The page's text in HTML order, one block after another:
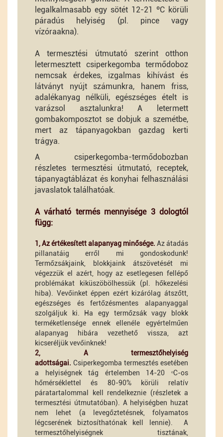
legalkalmasabb egy sötét 12-21 ºC körüli
páradús helyiség (pl. pince vagy
vízóraakna).
A termesztési útmutató szerint otthon
letermesztett csiperkegomba termődoboz
nemcsak érdekes, izgalmas kihívást és
látványt nyújt számunkra, hanem friss,
adalékanyag nélküli, egészséges ételt is
varázsol asztalunkra! A letermett
gombakomposztot se dobjuk a szemétbe,
mert az tápanyagokban gazdag kerti
trágya.
A csiperkegomba-termődobozban
részletes termesztési útmutató, receptek,
tápanyagtáblázat és konyhai felhasználási
javaslatok találhatóak.
A várható termés mennyisége 3 dologtól
függ:
1, Az értékesített alapanyag minősége. Az átadás
pillanatáig erről mi gondoskodunk!
Termőzsákjaink, blokkjaink átszövetését mi
végezzük el azért, hogy az esetlegesen fellépő
problémákat kiküszöbölhessük (pl. hőkezelési
hiba). Vevőinket éppen ezért kizárólag átszőtt,
egészséges és fertőzésmentes alapanyaggal
szolgáljuk ki. Ha egy termőzsák vagy blokk
terméketlensége ennek ellenéle egyértelműen
alapanyag hibára vezethető vissza, azt
kicseréljük vevőinknek!
2, A termesztőhelyiség
adottságai. Csiperkegomba termesztés esetében
a helyiségnek tág értelemben 14-20 ᵒC-os
hőmérséklettel és 80-90% körüli relatív
páratartalommal kell rendelkeznie (részletek a
termesztési útmutatóban). A helyiségben huzat
nem lehet (a levegőztetésnek, folyamatos
légcserének biztosíthatónak kell lennie). A
termesztőhelyiségnek tisztának,